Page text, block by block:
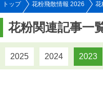
トップ 花粉飛散情報 2026 花
花粉関連記事一
2025 2024 2023